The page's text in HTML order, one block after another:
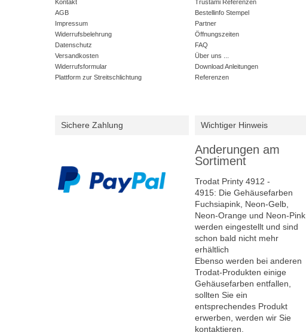
Kontakt
AGB
Impressum
Widerrufsbelehrung
Datenschutz
Versandkosten
Widerrufsformular
Plattform zur Streitschlichtung
Trustami Referenzen
Bestellinfo Stempel
Partner
Öffnungszeiten
FAQ
Über uns ...
Download Anleitungen
Referenzen
Sichere Zahlung Wichtiger Hinweis
Anderungen am
Sortiment
Trodat Printy 4912 -
4915: Die Gehäusefarben
Fuchsiapink, Neon-Gelb,
Neon-Orange und Neon-Pink
werden eingestellt und sind
schon bald nicht mehr
erhältlich
Ebenso werden bei anderen
Trodat-Produkten einige
Gehäusefarben entfallen,
sollten Sie ein
entsprechendes Produkt
erwerben, werden wir Sie
kontaktieren.